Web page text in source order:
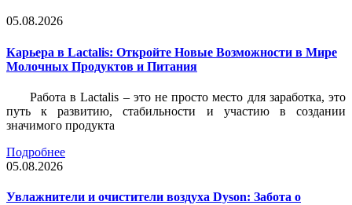
05.08.2026
Карьера в Lactalis: Откройте Новые Возможности в Мире
Молочных Продуктов и Питания
Работа в Lactalis – это не просто место для заработка, это
путь к развитию, стабильности и участию в создании
значимого продукта
Подробнее
05.08.2026
Увлажнители и очистители воздуха Dyson: Забота о